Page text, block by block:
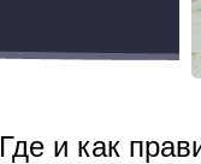
Где и как